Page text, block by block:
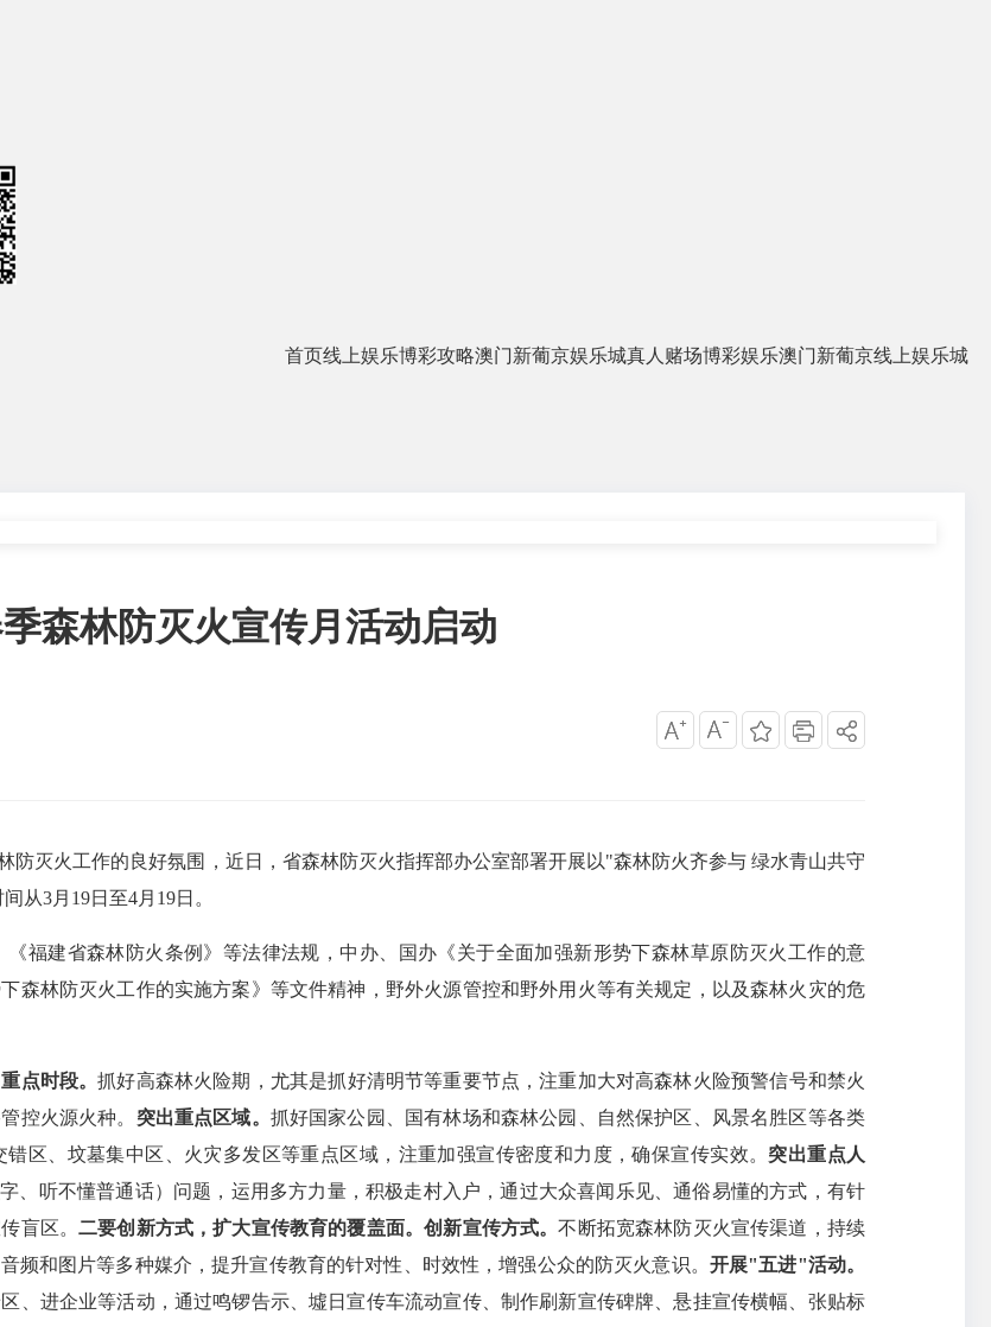
首页线上娱乐博彩攻略澳门新葡京娱乐城真人赌场博彩娱乐澳门新葡京线上娱乐城
森林防灭火宣传月活动启动
防灭火工作的良好氛围，近日，省森林防灭火指挥部办公室部署开展以"森林防火齐参与 绿水青山共守
从3月19日至4月19日。
福建省森林防火条例》等法律法规，中办、国办《关于全面加强新形势下森林草原防灭火工作的意
森林防灭火工作的实施方案》等文件精神，野外火源管控和野外用火等有关规定，以及森林火灾的危
点时段。抓好高森林火险期，尤其是抓好清明节等重要节点，注重加大对高森林火险预警信号和禁火
控火源火种。 突出重点区域。 抓好国家公园、国有林场和森林公园、自然保护区、风景名胜区等各类
区、坟墓集中区、火灾多发区等重点区域，注重加强宣传密度和力度，确保宣传实效。 突出重点人
、听不懂普通话）问题，运用多方力量，积极走村入户，通过大众喜闻乐见、通俗易懂的方式，有针
盲区。二要创新方式，扩大宣传教育的覆盖面。创新宣传方式。不断拓宽森林防灭火宣传渠道，持续
频和图片等多种媒介，提升宣传教育的针对性、时效性，增强公众的防灭火意识。 开展"五进"活动。
、进企业等活动，通过鸣锣告示、墟日宣传车流动宣传、制作刷新宣传碑牌、悬挂宣传横幅、张贴标